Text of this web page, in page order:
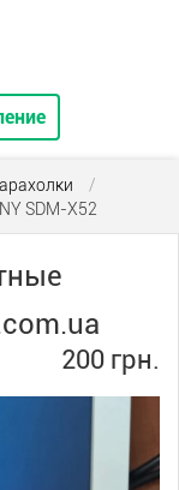
/
SDM-X52
200 грн.